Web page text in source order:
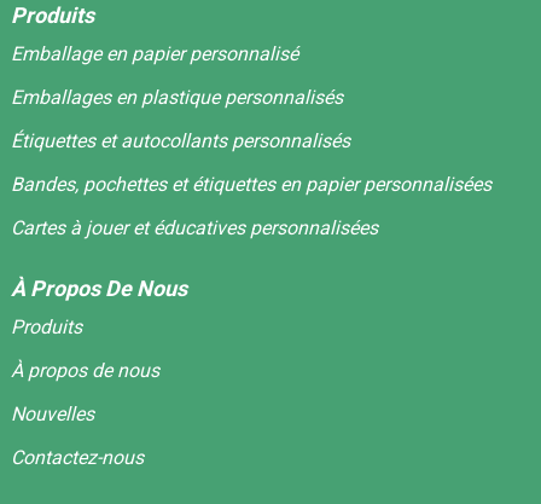
Produits
Emballage en papier personnalisé
Emballages en plastique personnalisés
Étiquettes et autocollants personnalisés
Bandes, pochettes et étiquettes en papier personnalisées
Cartes à jouer et éducatives personnalisées
À Propos De Nous
Produits
À propos de nous
Nouvelles
Contactez-nous